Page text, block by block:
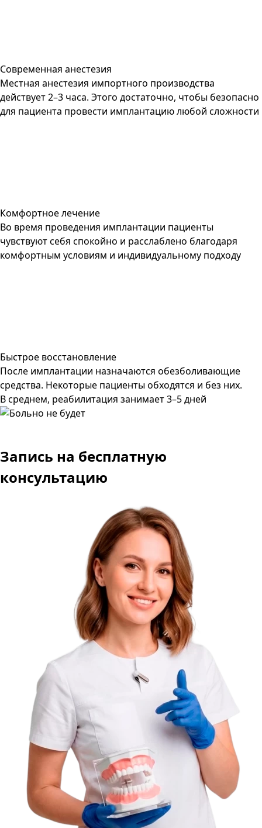
Современная анестезия
Местная анестезия импортного производства
действует 2–3 часа. Этого достаточно, чтобы безопасно
для пациента провести имплантацию любой сложности
Комфортное лечение
Во время проведения имплантации пациенты
чувствуют себя спокойно и расслаблено благодаря
комфортным условиям и индивидуальному подходу
Быстрое восстановление
После имплантации назначаются обезболивающие
средства. Некоторые пациенты обходятся и без них.
В среднем, реабилитация занимает 3–5 дней
Запись на бесплатную
консультацию